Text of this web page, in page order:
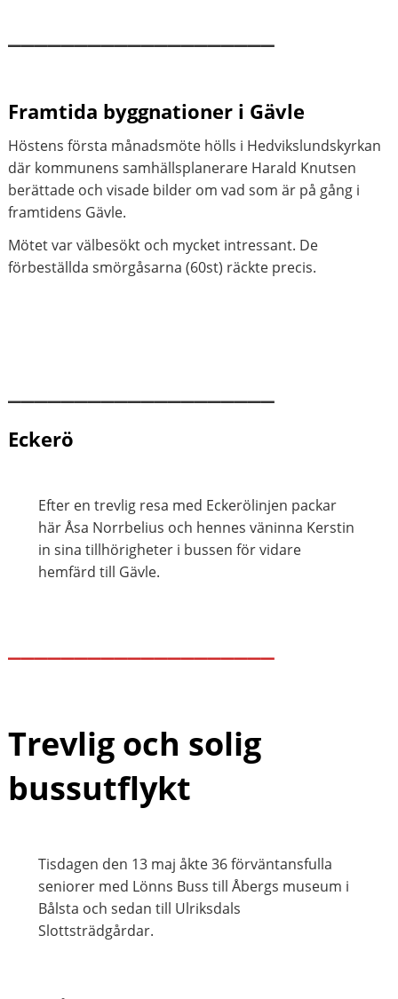
Framtida byggnationer i Gävle
Höstens första månadsmöte hölls i Hedvikslundskyrkan
där kommunens samhällsplanerare Harald Knutsen
berättade och visade bilder om vad som är på gång i
framtidens Gävle.
Mötet var välbesökt och mycket intressant. De
förbeställda smörgåsarna (60st) räckte precis.
Eckerö
Efter en trevlig resa med Eckerölinjen packar
här Åsa Norrbelius och hennes väninna Kerstin
in sina tillhörigheter i bussen för vidare
hemfärd till Gävle.
Trevlig och solig
bussutflykt
Tisdagen den 13 maj åkte 36 förväntansfulla
seniorer med Lönns Buss till Åbergs museum i
Bålsta och sedan till Ulriksdals
Slottsträdgårdar.